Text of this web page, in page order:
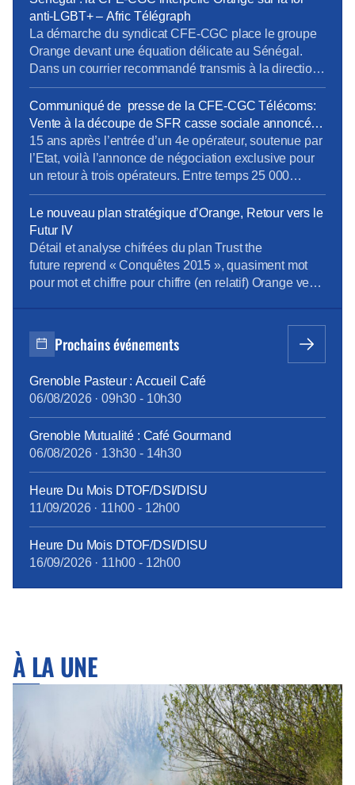
promulgation de la loi n° 2026-08 du 30 mars 2026
dans le pays, un texte […]
anti-LGBT+ – Afric Télégraph
La démarche du syndicat CFE-CGC place le groupe
Orange devant une équation délicate au Sénégal.
Dans un courrier recommandé transmis à la direction
générale, l’organisation représentative des cadres
demande à l’opérateur français des engagements
précis concernant la protection de ses collaborateurs
implantés à Dakar, alors que le Parlement sénégalais
examine un durcissement de la législation […]
Communiqué de presse de la CFE-CGC Télécoms:
Vente à la découpe de SFR casse sociale annoncée
faute d’une ARCEP et d’un Etat responsables.
15 ans après l’entrée d’un 4e opérateur, soutenue par
l’Etat, voilà l’annonce de négociation exclusive pour
un retour à trois opérateurs. Entre temps 25 000
emplois ont été délocalisés, 700 millions ont été
perdu pour notre économie. Le communiqué de
presse
Le nouveau plan stratégique d’Orange, Retour vers le
Futur IV
Détail et analyse chifrées du plan Trust the
future reprend « Conquêtes 2015 », quasiment mot
pour mot et chiffre pour chiffre (en relatif) Orange veut
l’innovation Un esprit de conquête à l’international
Une excellence des réseaux (fixe, mobile)
Prochains événements
Grenoble Pasteur : Accueil Café
06/08/2026· 09h30 - 10h30
Grenoble Mutualité : Café Gourmand
06/08/2026· 13h30 - 14h30
Heure Du Mois DTOF/DSI/DISU
11/09/2026· 11h00 - 12h00
Heure Du Mois DTOF/DSI/DISU
16/09/2026· 11h00 - 12h00
À LA UNE